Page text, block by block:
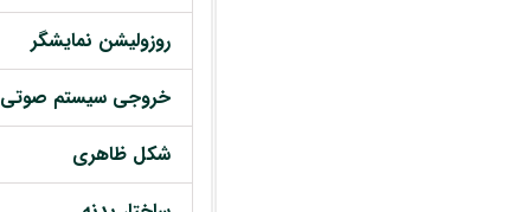
روزولیشن نمایشگر
خروجی سیستم صوتی
شکل ظاهری